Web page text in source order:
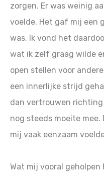
zorgen. Er was weinig
voelde. Het gaf mij een
was. Ik vond het
wat ik zelf graag wilde
open stellen voor
een innerlijke strijd
dan vertrouwen richting
nog steeds moeite
mij vaak eenzaam
Wat mij vooral